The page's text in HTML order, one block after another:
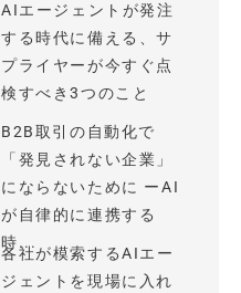
AIエージェントが発注
する時代に備える、サ
プライヤーが今すぐ点
検すべき3つのこと
B2B取引の自動化で
「発見されない企業」
にならないために ーAI
が自律的に連携する
時...
各社が模索するAIエー
ジェントを現場に入れ